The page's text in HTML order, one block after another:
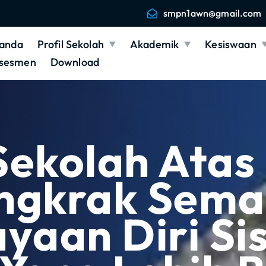
smpn1awn@gmail.com
Profil Sekolah Akademik
Kesiswaan
Download
Diri